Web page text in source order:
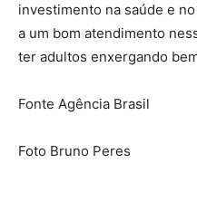
investimento na saúde e
a um bom atendimento
ter adultos enxergando
Fonte Agência Brasil
Foto Bruno Peres